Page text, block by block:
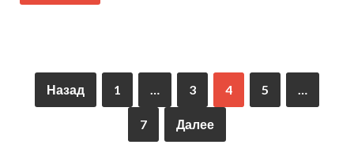
Назад 1 … 3 4 5 …
7 Далее